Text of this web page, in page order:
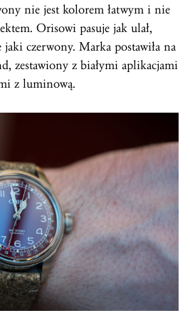
nie jest kolorem łatwym i nie
Orisowi pasuje jak ulał,
jaki czerwony. Marka postawiła na
zestawiony z białymi aplikacjami
z luminową.